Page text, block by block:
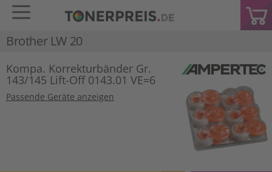
Brother LW 20
Kompa. Korrekturbänder Gr.
143/145 Lift-Off 0143.01 VE=6
Passende Geräte anzeigen